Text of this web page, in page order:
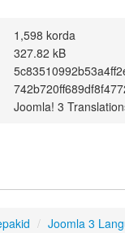
1,598 korda
327.82 kB
Joomla! 3
/ Joomla 3